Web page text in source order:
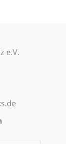
e.V.